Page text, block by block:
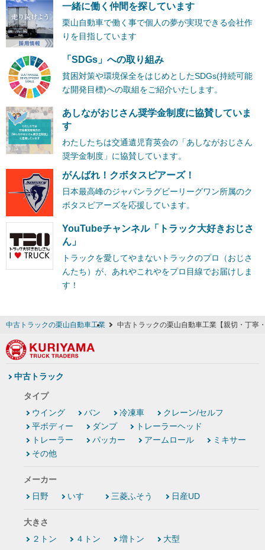
一緒に働く仲間を探しています
栗山自動車で働く事で個人の夢が実現できる会社作
りを目指しています
「SDGs」への取り組み
貧困対策や環境保全をはじめとしたSDGs(持続可能
な開発目標)への取組をご紹介いたします。
あしながおじさん奨学金制度に協賛していま
す
わたしたちは交通遺児育英会の「あしながおじさん
奨学金制度」に協賛しています。
がんばれ！クボタスピアーズ！
日本最高峰のジャパンラグビーリーグワン所属のク
ボタスピアーズを応援しています。
YouTubeチャンネル「トラック大好きおじさ
ん」
トラックを愛してやまないトラックのプロ（おじさ
んたち）が、あれやこれやをプロ目線でお届けしま
す！
中古トラックの栗山自動車工業 中古トラックの栗山自動車工業【親切・丁寧
中古トラック
タイプ
ウイング
バン 冷凍車
クレーン/セルフ
平ボディー
ダンプ
トレーラーヘッド
トレーラー
パッカー アームロール
ミキサー
その他
メーカー
日野
いすゞ 三菱ふそう 日産UD
大きさ
２トン
４トン 増トン 大型